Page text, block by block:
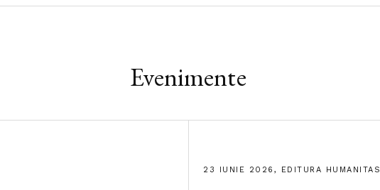
Evenimente
23 IUNIE 2026, EDITURA HUMANITAS